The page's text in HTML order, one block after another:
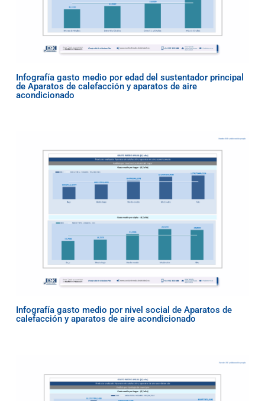
Infografía gasto medio por edad del sustentador principal
de Aparatos de calefacción y aparatos de aire
acondicionado
Infografía gasto medio por nivel social de Aparatos de
calefacción y aparatos de aire acondicionado